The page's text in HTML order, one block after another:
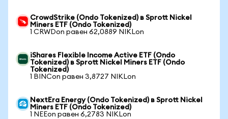
CrowdStrike (Ondo Tokenized) в Sprott Nickel
Miners ETF (Ondo Tokenized)
1 CRWDon равен 62,0889 NIKLon
iShares Flexible Income Active ETF (Ondo
Tokenized) в Sprott Nickel Miners ETF (Ondo
Tokenized)
1 BINCon равен 3,8727 NIKLon
NextEra Energy (Ondo Tokenized) в Sprott Nickel
Miners ETF (Ondo Tokenized)
1 NEEon равен 6,2783 NIKLon